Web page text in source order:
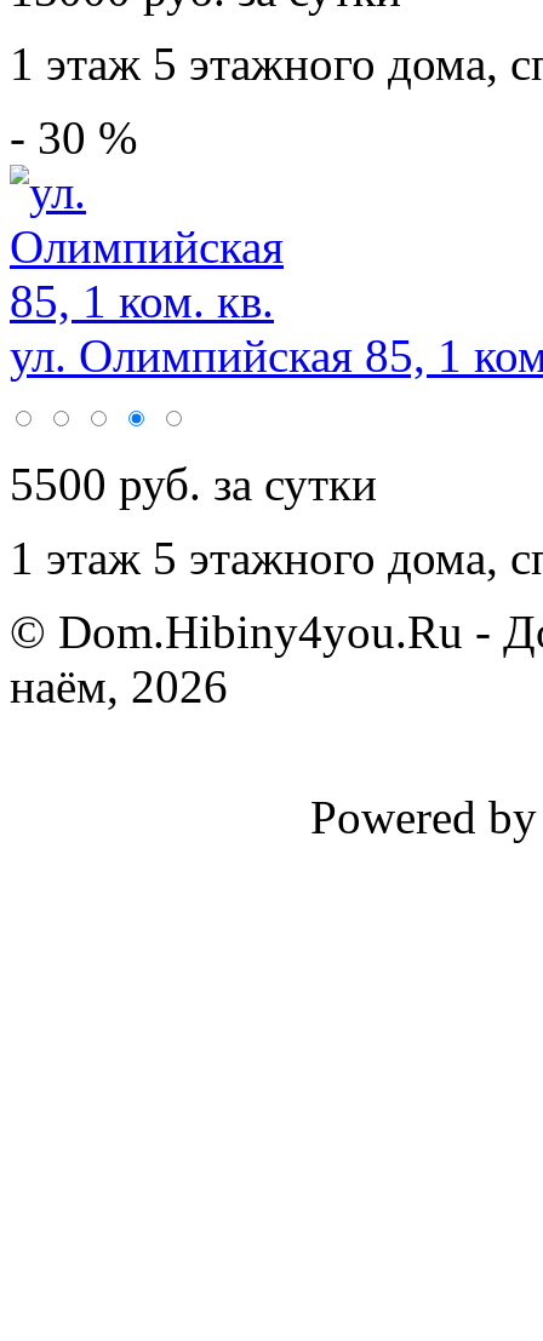
1 этаж 5 этажного дома,
- 30 %
ул. Олимпийская 85, 1
5500 руб. за сутки
1 этаж 5 этажного дома,
© Dom.Hibiny4you.Ru -
наём, 2026
Powered